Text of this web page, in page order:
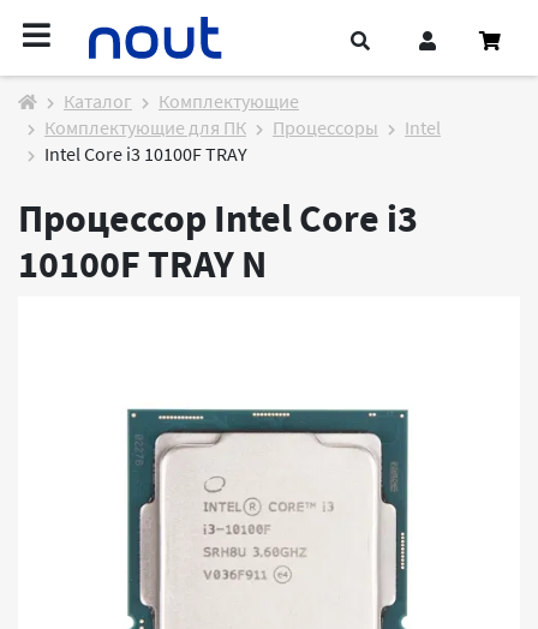
Каталог
Комплектующие
Комплектующие для ПК
Процессоры
Intel
Intel Core i3 10100F TRAY
Процессор Intel Core i3
10100F TRAY N